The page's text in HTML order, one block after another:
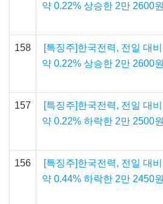
약 0.22% 상승한 2만 2600원
158
[특징주]한국전력, 전일 대비
약 0.22% 상승한 2만 2600원
157
[특징주]한국전력, 전일 대비
약 0.22% 하락한 2만 2500원
156
[특징주]한국전력, 전일 대비
약 0.44% 하락한 2만 2450원